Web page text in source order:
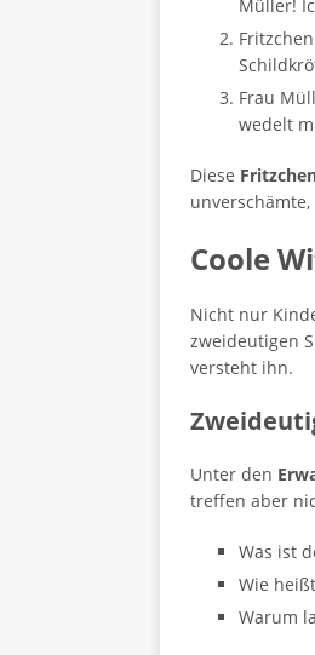
Müller!
Frau
wedelt
Diese
Coole
Nicht nur
zweideutigen
versteht ihn.
Unter den
treffen aber
Was ist
Wie
Warum